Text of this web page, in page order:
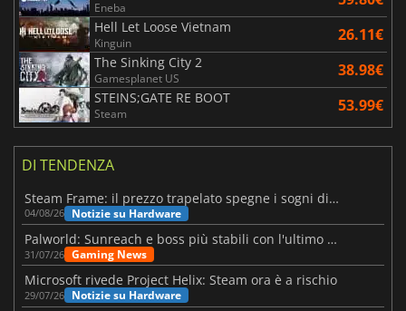
Eneba
Hell Let Loose Vietnam
Kinguin 26.11€
The Sinking City 2
Gamesplanet US 38.98€
STEINS;GATE RE BOOT
Steam 53.99€
DI TENDENZA
Steam Frame: il prezzo trapelato spegne i sogni di un VR economico
04/08/26 Notizie su Hardware
Palworld: Sunreach e boss più stabili con l'ultimo update
31/07/26 Gaming News
Microsoft rivede Project Helix: Steam ora è a rischio
29/07/26 Notizie su Hardware